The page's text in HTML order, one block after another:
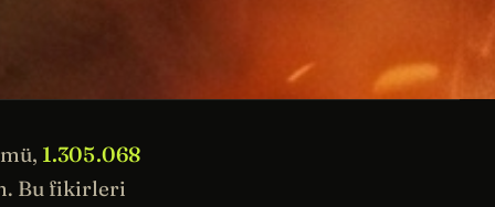
1.305.068
Bu fikirleri